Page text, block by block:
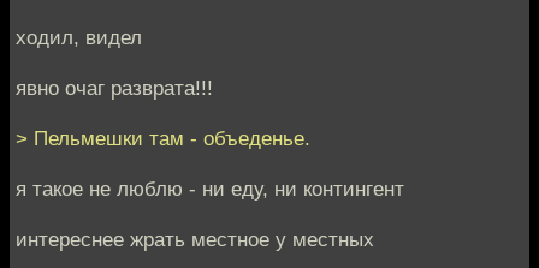
ходил, видел
явно очаг разврата!!!
> Пельмешки там - объеденье.
я такое не люблю - ни еду, ни контингент
интереснее жрать местное у местных